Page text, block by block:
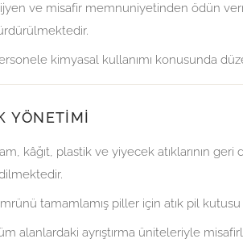
ve misafir memnuniyetinden ödün
kimyasal kullanımı konusunda
YÖNETIMI
kâğıt, plastik ve yiyecek atıklarının
tamamlamış piller için atık pil kutusu
alanlardaki ayrıştırma üniteleriyle